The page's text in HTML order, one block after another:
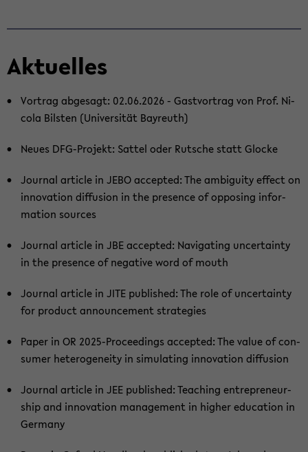
Ak­tu­el­les
Vor­trag ab­ge­sagt: 02.06.2026 - Gast­vor­trag von Prof. Ni­
co­la Bils­ten (Uni­ver­si­tät Bay­reuth)
Neues DFG-​Projekt: Sat­tel oder Rut­sche statt Glo­cke
Jour­nal ar­ti­cle in JEBO ac­cep­ted: The am­bi­gui­ty ef­fect on
in­no­va­ti­on dif­fu­si­on in the pre­sence of op­po­sing in­for­
ma­ti­on sources
Jour­nal ar­ti­cle in JBE ac­cep­ted: Na­vi­ga­ting un­cer­tain­ty
in the pre­sence of ne­ga­ti­ve word of mouth
Jour­nal ar­ti­cle in JITE pu­blished: The role of un­cer­tain­ty
for pro­duct an­noun­ce­ment stra­te­gies
Paper in OR 2025-​Proceedings ac­cep­ted: The value of con­
su­mer he­te­ro­gen­ei­ty in si­mu­la­ting in­no­va­ti­on dif­fu­si­on
Jour­nal ar­ti­cle in JEE pu­blished: Tea­ching en­tre­pre­neur­
ship and in­no­va­ti­on ma­nage­ment in hig­her edu­ca­ti­on in
Ger­ma­ny